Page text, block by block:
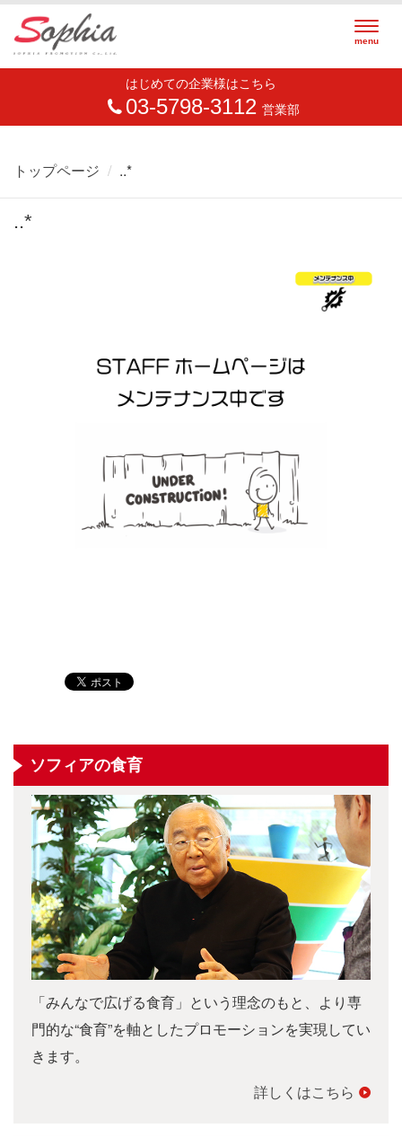
menu
はじめての企業様はこちら
03-5798-3112 営業部
トップページ ..*
..*
ソフィアの食育
「みんなで広げる食育」という理念のもと、より専
門的な“食育”を軸としたプロモーションを実現してい
きます。
詳しくはこちら